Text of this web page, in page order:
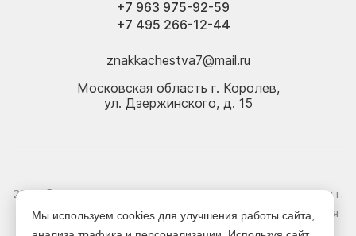
+7 495 266-12-44
+7 963 975-92-59
znakkachestva7@mail.ru
Московская область г. Королев,
ул. Дзержинского, д. 15
2026 © Электрика оптом и в розницу - Магазин-склад в г.
Королёв. Информация, указанная на сайте, не является
публичной офертой.
Мы используем cookies для улучшения работы сайта,